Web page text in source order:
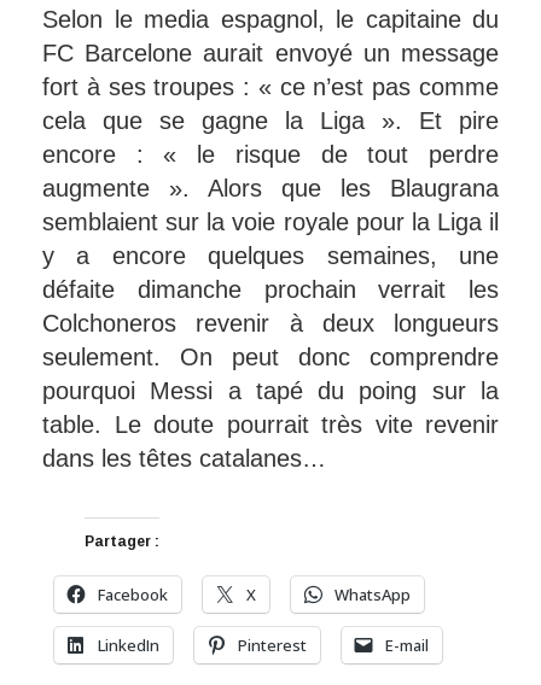
Selon le media espagnol, le capitaine du
FC Barcelone aurait envoyé un message
fort à ses troupes : « ce n’est pas comme
cela que se gagne la Liga ». Et pire
encore : « le risque de tout perdre
augmente ». Alors que les Blaugrana
semblaient sur la voie royale pour la Liga il
y a encore quelques semaines, une
défaite dimanche prochain verrait les
Colchoneros revenir à deux longueurs
seulement. On peut donc comprendre
pourquoi Messi a tapé du poing sur la
table. Le doute pourrait très vite revenir
dans les têtes catalanes…
Partager :
Facebook X WhatsApp
LinkedIn Pinterest E-mail